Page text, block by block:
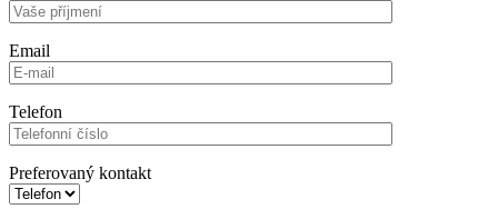
Email
Telefon
Preferovaný kontakt